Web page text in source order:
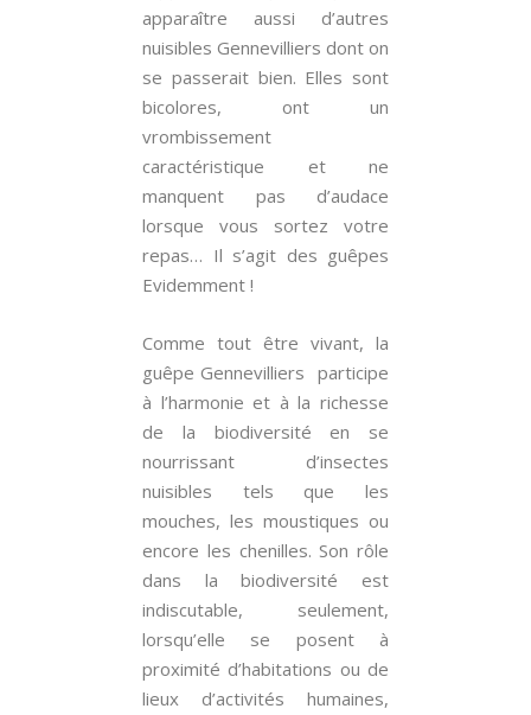
apparaître aussi d’autres
nuisibles Gennevilliers dont on
se passerait bien. Elles sont
bicolores, ont un
vrombissement
caractéristique et ne
manquent pas d’audace
lorsque vous sortez votre
repas… Il s’agit des guêpes
Evidemment !
Comme tout être vivant, la
guêpe Gennevilliers participe
à l’harmonie et à la richesse
de la biodiversité en se
nourrissant d’insectes
nuisibles tels que les
mouches, les moustiques ou
encore les chenilles. Son rôle
dans la biodiversité est
indiscutable, seulement,
lorsqu’elle se posent à
proximité d’habitations ou de
lieux d’activités humaines,